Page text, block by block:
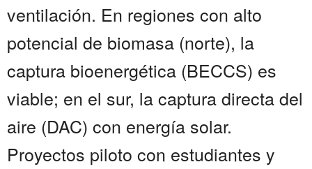
ventilación. En regiones con alto
potencial de biomasa (norte), la
captura bioenergética (BECCS) es
viable; en el sur, la captura directa del
aire (DAC) con energía solar.
Proyectos piloto con estudiantes y